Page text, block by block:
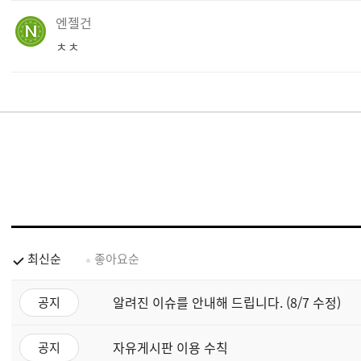
엔젤건
ㅊㅊ
최신순 좋아요순
공지 알려진 이슈를 안내해 드립니다. (8/7 수정)
공지 자유게시판 이용 수칙